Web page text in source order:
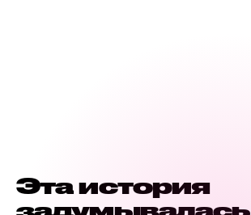
Эта история
задумывалась